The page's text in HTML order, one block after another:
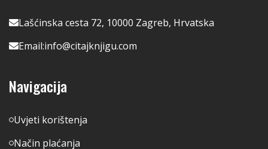
Lašćinska cesta 72, 10000 Zagreb, Hrvatska
Email:info@citajknjigu.com
Navigacija
Uvjeti korištenja
Način plaćanja